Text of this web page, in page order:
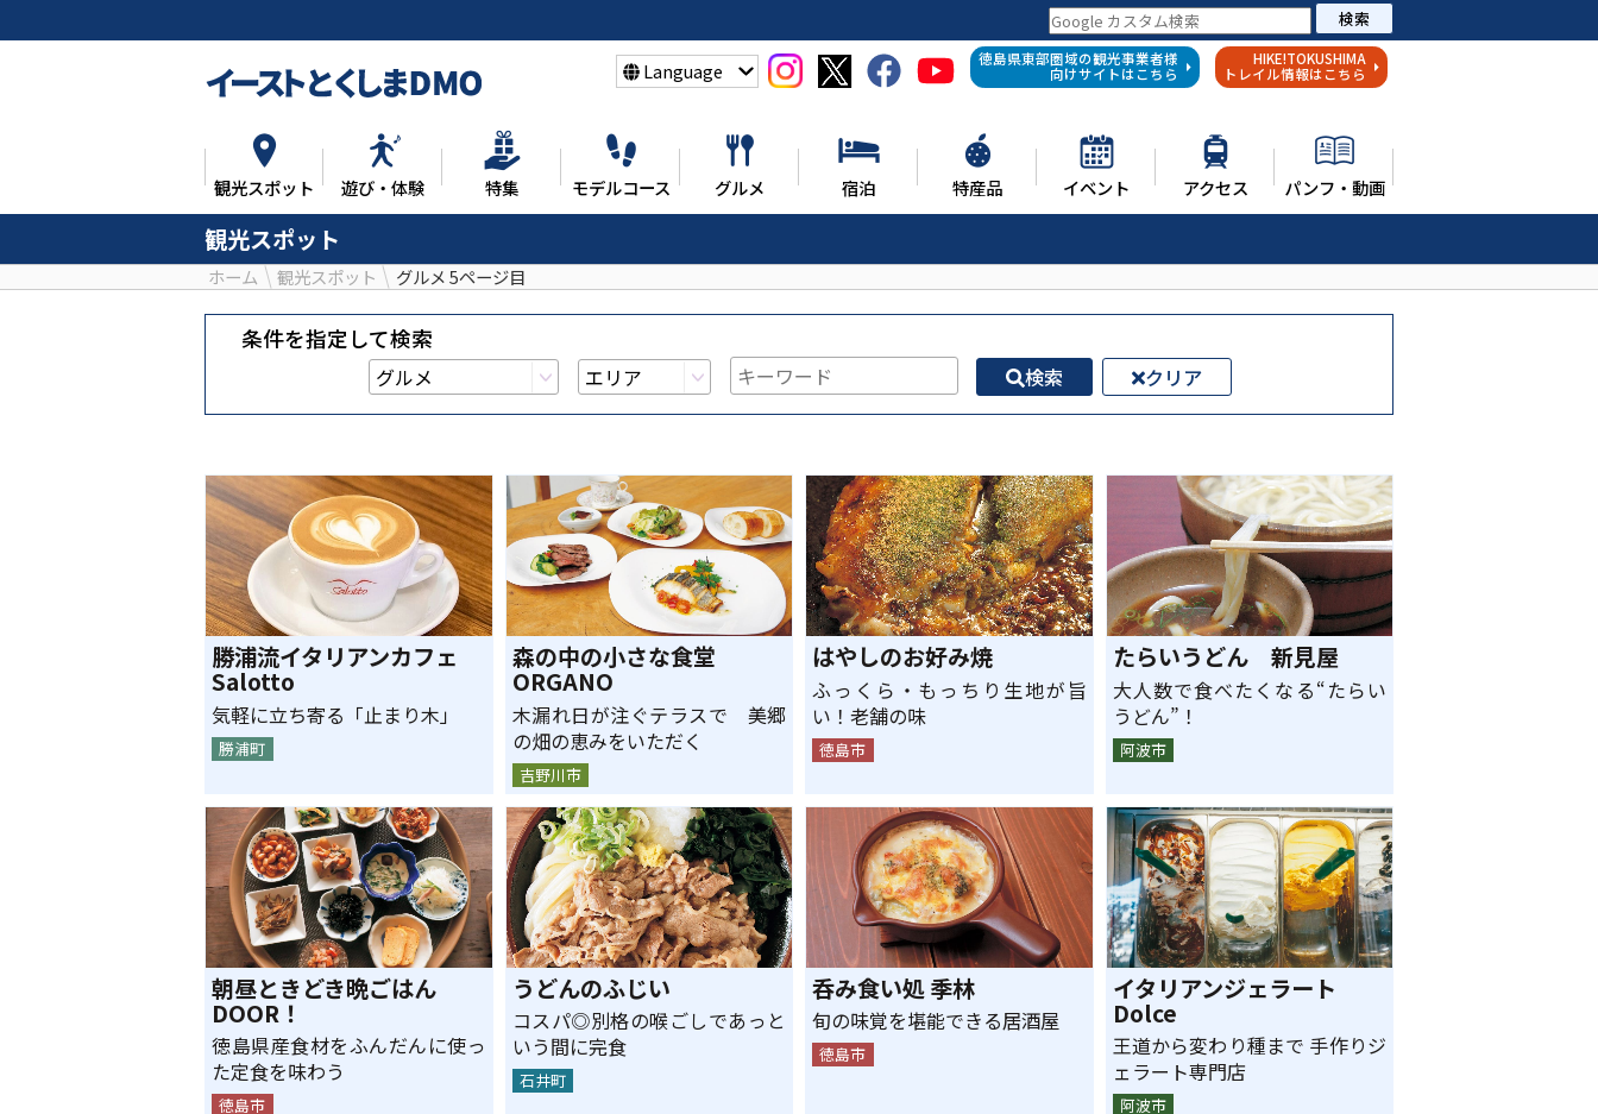
検索
Language
徳島県東部圏域の観光事業者様
向けサイトはこちら
HIKE!TOKUSHIMA
トレイル情報はこちら
観光スポット 遊び・体験 特集 モデルコース グルメ 宿泊 特産品 イベント アクセス パンフ・動画
観光スポット
ホーム 観光スポット グルメ 5ページ目
条件を指定して検索
検索 クリア
勝浦流イタリアンカフェ
Salotto
気軽に立ち寄る「止まり木」
勝浦町
森の中の小さな食堂
ORGANO
木漏れ日が注ぐテラスで 美郷
の畑の恵みをいただく
吉野川市
はやしのお好み焼
ふっくら・もっちり生地が旨
い！老舗の味
徳島市
たらいうどん 新見屋
大人数で食べたくなる“たらい
うどん”！
阿波市
朝昼ときどき晩ごはん
DOOR！
徳島県産食材をふんだんに使っ
た定食を味わう
徳島市
うどんのふじい
コスパ◎別格の喉ごしであっと
いう間に完食
石井町
呑み食い処 季林
旬の味覚を堪能できる居酒屋
徳島市
イタリアンジェラート
Dolce
王道から変わり種まで 手作りジ
ェラート専門店
阿波市